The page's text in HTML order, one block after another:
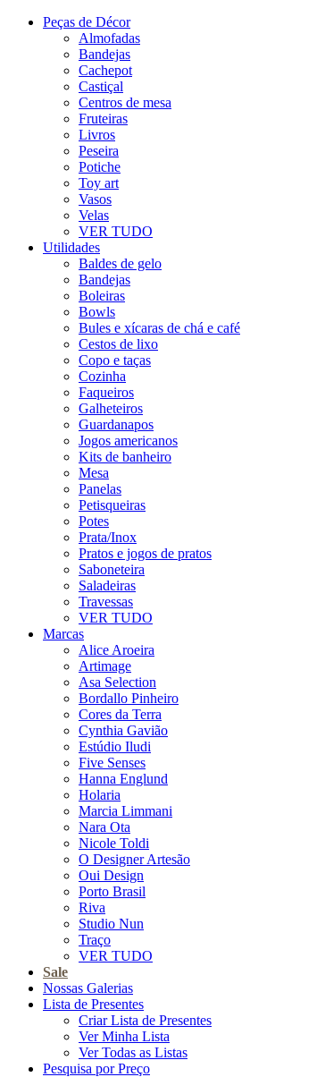
Peças de Décor
Almofadas
Bandejas
Cachepot
Castiçal
Centros de mesa
Fruteiras
Livros
Peseira
Potiche
Toy art
Vasos
Velas
VER TUDO
Utilidades
Baldes de gelo
Bandejas
Boleiras
Bowls
Bules e xícaras de chá e café
Cestos de lixo
Copo e taças
Cozinha
Faqueiros
Galheteiros
Guardanapos
Jogos americanos
Kits de banheiro
Mesa
Panelas
Petisqueiras
Potes
Prata/Inox
Pratos e jogos de pratos
Saboneteira
Saladeiras
Travessas
VER TUDO
Marcas
Alice Aroeira
Artimage
Asa Selection
Bordallo Pinheiro
Cores da Terra
Cynthia Gavião
Estúdio Iludi
Five Senses
Hanna Englund
Holaria
Marcia Limmani
Nara Ota
Nicole Toldi
O Designer Artesão
Oui Design
Porto Brasil
Riva
Studio Nun
Traço
VER TUDO
Sale
Nossas Galerias
Lista de Presentes
Criar Lista de Presentes
Ver Minha Lista
Ver Todas as Listas
Pesquisa por Preço